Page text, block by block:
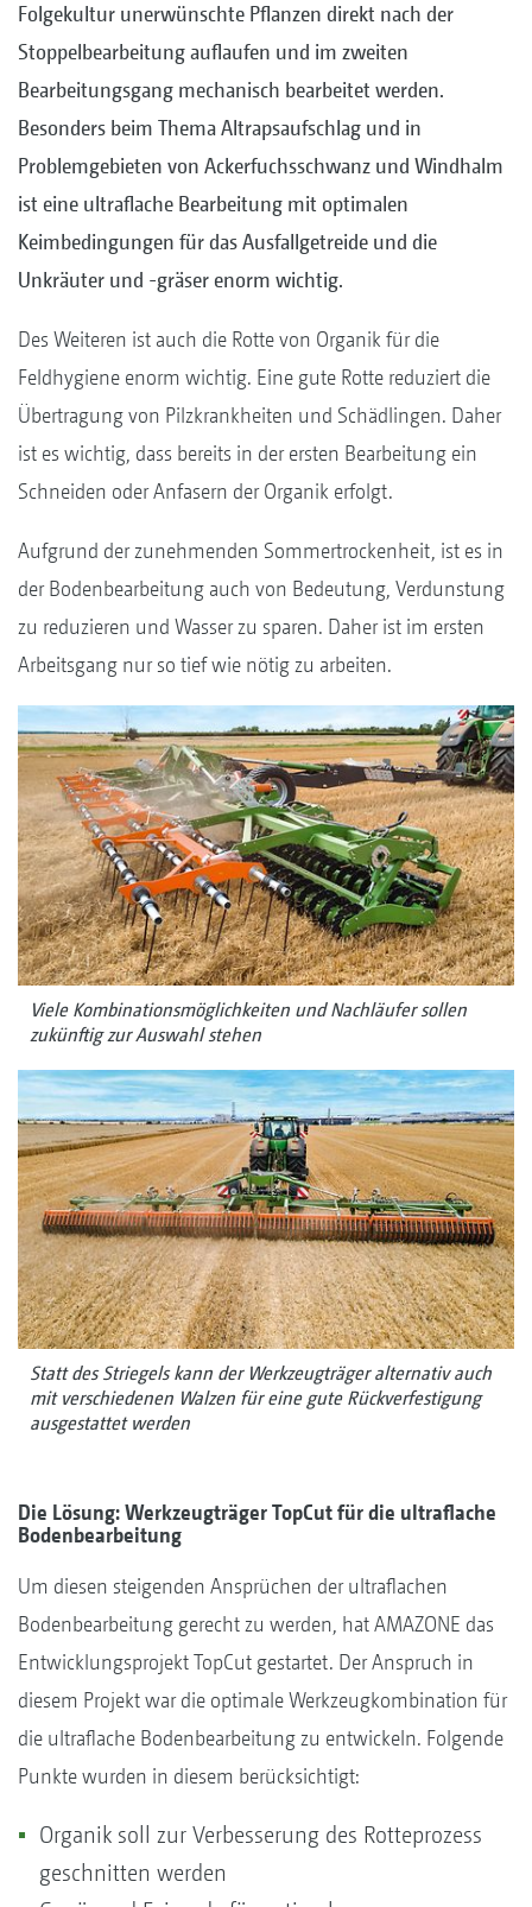
Folgekultur unerwünschte Pflanzen direkt nach der
Stoppelbearbeitung auflaufen und im zweiten
Bearbeitungsgang mechanisch bearbeitet werden.
Besonders beim Thema Altrapsaufschlag und in
Problemgebieten von Ackerfuchsschwanz und Windhalm
ist eine ultraflache Bearbeitung mit optimalen
Keimbedingungen für das Ausfallgetreide und die
Unkräuter und -gräser enorm wichtig.
Des Weiteren ist auch die Rotte von Organik für die
Feldhygiene enorm wichtig. Eine gute Rotte reduziert die
Übertragung von Pilzkrankheiten und Schädlingen. Daher
ist es wichtig, dass bereits in der ersten Bearbeitung ein
Schneiden oder Anfasern der Organik erfolgt.
Aufgrund der zunehmenden Sommertrockenheit, ist es in
der Bodenbearbeitung auch von Bedeutung, Verdunstung
zu reduzieren und Wasser zu sparen. Daher ist im ersten
Arbeitsgang nur so tief wie nötig zu arbeiten.
Viele Kombinationsmöglichkeiten und Nachläufer sollen
zukünftig zur Auswahl stehen
Statt des Striegels kann der Werkzeugträger alternativ auch
mit verschiedenen Walzen für eine gute Rückverfestigung
ausgestattet werden
Die Lösung: Werkzeugträger TopCut für die ultraflache
Bodenbearbeitung
Um diesen steigenden Ansprüchen der ultraflachen
Bodenbearbeitung gerecht zu werden, hat AMAZONE das
Entwicklungsprojekt TopCut gestartet. Der Anspruch in
diesem Projekt war die optimale Werkzeugkombination für
die ultraflache Bodenbearbeitung zu entwickeln. Folgende
Punkte wurden in diesem berücksichtigt:
Organik soll zur Verbesserung des Rotteprozess
geschnitten werden